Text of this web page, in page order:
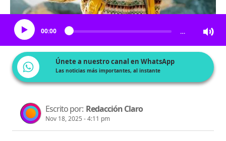
Escucha el artículo
00:00 …
Únete a nuestro canal en WhatsApp
Las noticias más importantes, al instante
Escrito por: Redacción Claro
Nov 18, 2025 - 4:11 pm